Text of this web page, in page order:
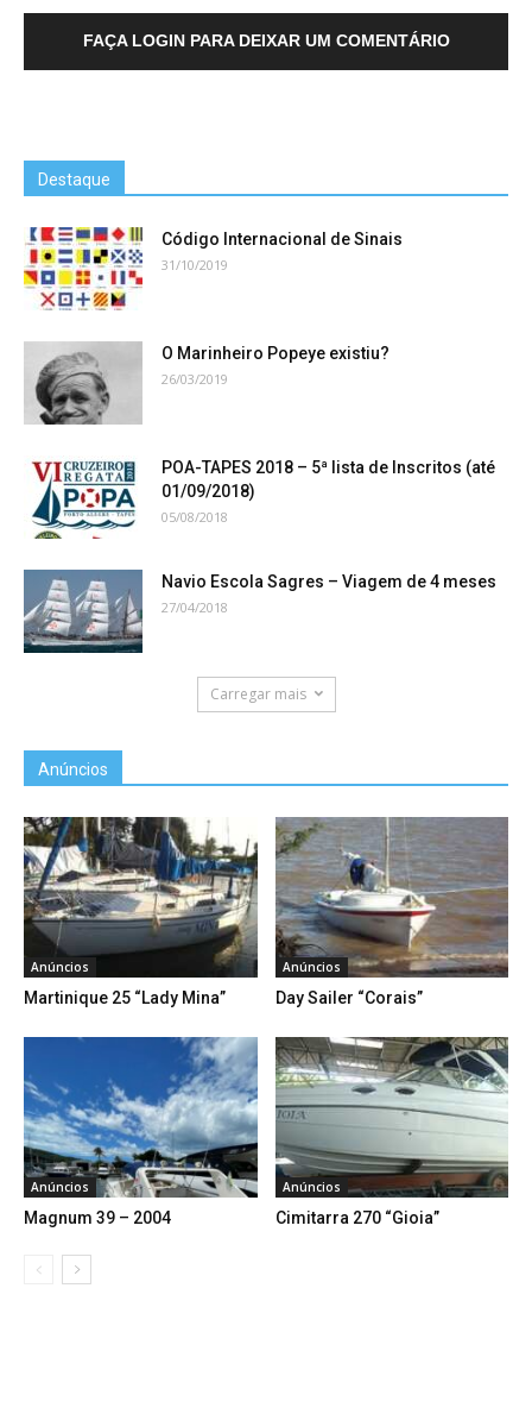
FAÇA LOGIN PARA DEIXAR UM COMENTÁRIO
Destaque
Código Internacional de Sinais
31/10/2019
O Marinheiro Popeye existiu?
26/03/2019
POA-TAPES 2018 – 5ª lista de Inscritos (até
01/09/2018)
05/08/2018
Navio Escola Sagres – Viagem de 4 meses
27/04/2018
Carregar mais
Anúncios
Anúncios
Martinique 25 “Lady Mina”
Anúncios
Day Sailer “Corais”
Anúncios
Magnum 39 – 2004
Anúncios
Cimitarra 270 “Gioia”